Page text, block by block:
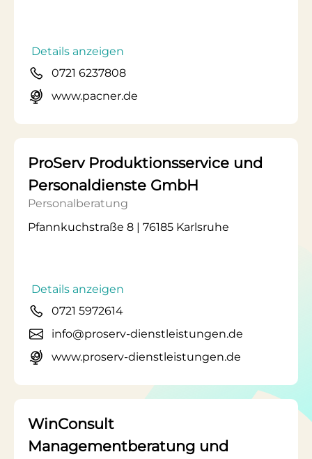
Details anzeigen
0721 6237808
www.pacner.de
ProServ Produktionsservice und
Personaldienste GmbH
Personalberatung
Pfannkuchstraße 8 | 76185 Karlsruhe
Details anzeigen
0721 5972614
info@proserv-dienstleistungen.de
www.proserv-dienstleistungen.de
WinConsult
Managementberatung und